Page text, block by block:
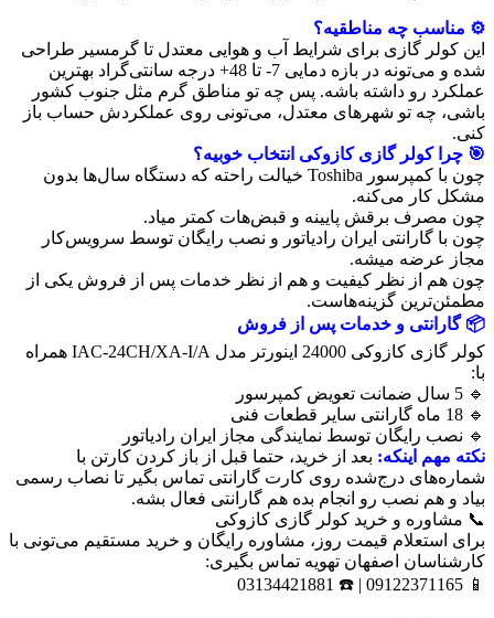
⚙️ مناسب چه مناطقیه؟
این کولر گازی برای شرایط آب و هوایی معتدل تا گرمسیر طراحی
شده و می‌تونه در بازه دمایی 7- تا 48+ درجه سانتی‌گراد بهترین
عملکرد رو داشته باشه. پس چه تو مناطق گرم مثل جنوب کشور
باشی، چه تو شهرهای معتدل، می‌تونی روی عملکردش حساب باز
کنی.
🎯 چرا کولر گازی کازوکی انتخاب خوبیه؟
چون با کمپرسور Toshiba خیالت راحته که دستگاه سال‌ها بدون
مشکل کار می‌کنه.
چون مصرف برقش پایینه و قبض‌هات کمتر میاد.
چون با گارانتی ایران رادیاتور و نصب رایگان توسط سرویس‌کار
مجاز عرضه میشه.
چون هم از نظر کیفیت و هم از نظر خدمات پس از فروش یکی از
مطمئن‌ترین گزینه‌هاست.
📦 گارانتی و خدمات پس از فروش
کولر گازی کازوکی 24000 اینورتر مدل IAC-24CH/XA-I/A همراه
با:
🔹 5 سال ضمانت تعویض کمپرسور
🔹 18 ماه گارانتی سایر قطعات فنی
🔹 نصب رایگان توسط نمایندگی مجاز ایران رادیاتور
نکته مهم اینکه: بعد از خرید، حتما قبل از باز کردن کارتن با
شماره‌های درج‌شده روی کارت گارانتی تماس بگیر تا نصاب رسمی
بیاد و هم نصب رو انجام بده هم گارانتی فعال بشه.
📞 مشاوره و خرید کولر گازی کازوکی
برای استعلام قیمت روز، مشاوره رایگان و خرید مستقیم می‌تونی با
کارشناسان اصفهان تهویه تماس بگیری:
📱 09122371165 | ☎️ 03134421881